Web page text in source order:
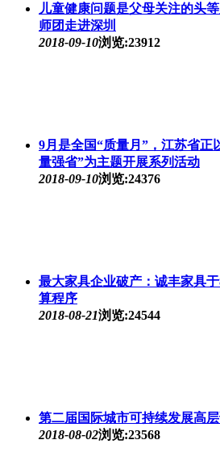
儿童健康问题是父母关注的头
师团走进深圳
2018-09-10浏览:23912
9月是全国“质量月”，江苏省正
量强省”为主题开展系列活动
2018-09-10浏览:24376
最大家具企业破产：诚丰家具
算程序
2018-08-21浏览:24544
第二届国际城市可持续发展高
2018-08-02浏览:23568